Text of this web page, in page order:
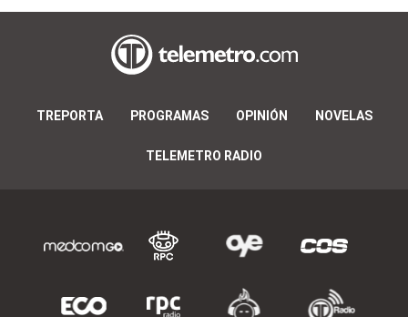
TREPORTA PROGRAMAS OPINIÓN NOVELAS
TELEMETRO RADIO